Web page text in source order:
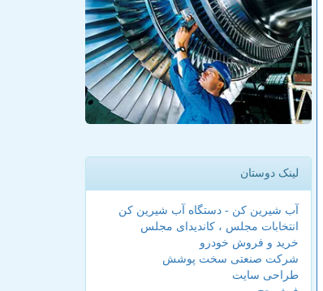
لینک دوستان
آب شیرین کن - دستگاه آب شیرین کن
انتخابات مجلس ، کاندیدای مجلس
خرید و فروش خودرو
شرکت صنعتی سخت پوشش
طراحی سایت